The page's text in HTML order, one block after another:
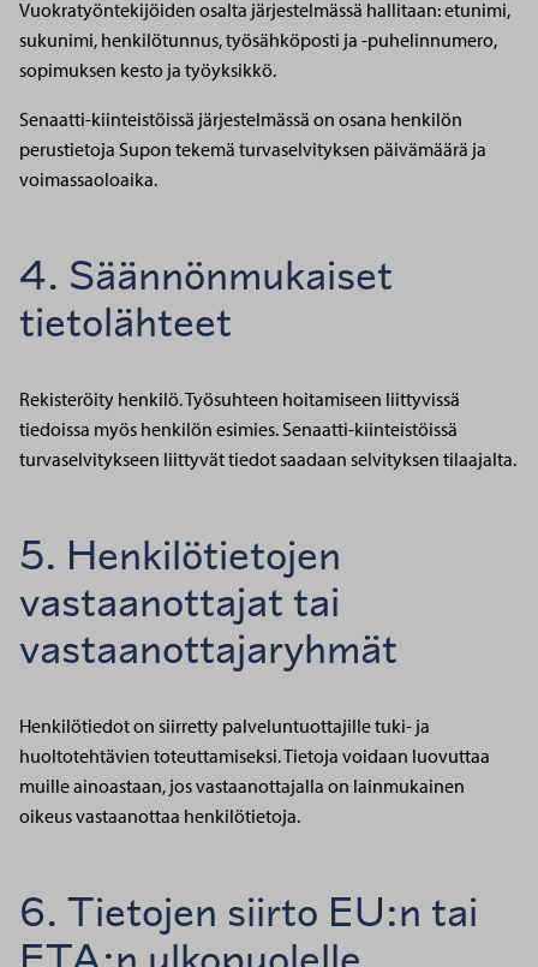
Vuokratyöntekijöiden osalta järjestelmässä hallitaan: etunimi,
sukunimi, henkilötunnus, työsähköposti ja -puhelinnumero,
sopimuksen kesto ja työyksikkö.
Senaatti-kiinteistöissä järjestelmässä on osana henkilön
perustietoja Supon tekemä turvaselvityksen päivämäärä ja
voimassaoloaika.
4. Säännönmukaiset
tietolähteet
Rekisteröity henkilö. Työsuhteen hoitamiseen liittyvissä
tiedoissa myös henkilön esimies. Senaatti-kiinteistöissä
turvaselvitykseen liittyvät tiedot saadaan selvityksen tilaajalta.
5. Henkilötietojen
vastaanottajat tai
vastaanottajaryhmät
Henkilötiedot on siirretty palveluntuottajille tuki- ja
huoltotehtävien toteuttamiseksi. Tietoja voidaan luovuttaa
muille ainoastaan, jos vastaanottajalla on lainmukainen
oikeus vastaanottaa henkilötietoja.
6. Tietojen siirto EU:n tai